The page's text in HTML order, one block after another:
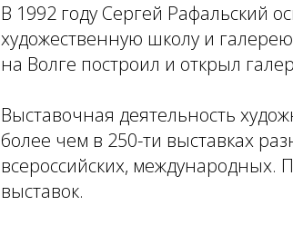
В 1992 году Сергей Рафальский
художественную школу и
на Волге построил и открыл
Выставочная деятельность
более чем в 250-ти выставках
всероссийских, международных.
выставок.